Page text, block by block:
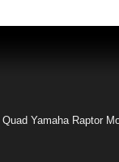
Quad Yamaha Raptor